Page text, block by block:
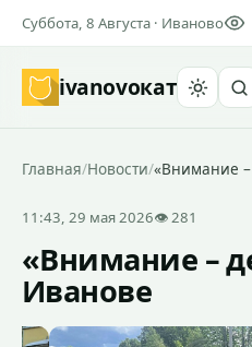
Суббота, 8 Августа · Иваново
ivanovoкат
Главная/Новости/«Внимание
11:43, 29 мая 2026👁 281
«Внимание –
Иванове